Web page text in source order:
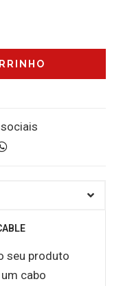
seu produto
cabo